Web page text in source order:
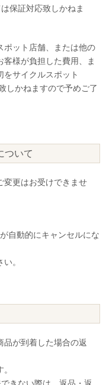
保証対応致しかねま
ポット店舗、または他の
様が負担した費用、ま
サイクルスポット
しかねますので予めご了
ついて
変更はお受けできませ
自動的にキャンセルにな
。
品が到着した場合の返
きない際は、返品・返